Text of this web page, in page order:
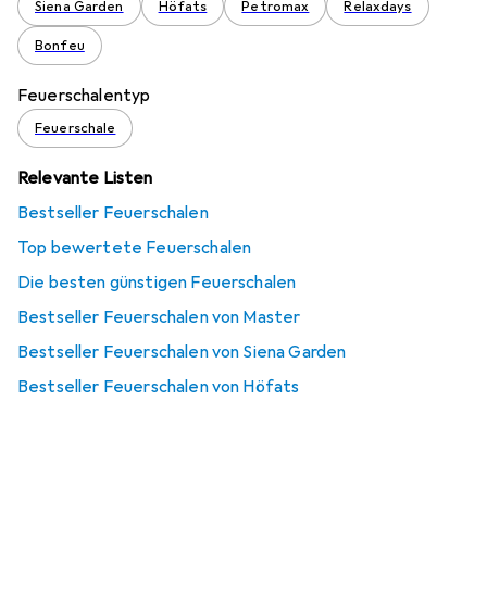
Siena Garden Höfats Petromax Relaxdays
Bonfeu
Feuerschalentyp
Feuerschale
Relevante Listen
Bestseller Feuerschalen
Top bewertete Feuerschalen
Die besten günstigen Feuerschalen
Bestseller Feuerschalen von Master
Bestseller Feuerschalen von Siena Garden
Bestseller Feuerschalen von Höfats